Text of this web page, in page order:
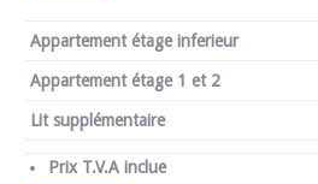
Appartement étage inferieur
Appartement étage 1 et 2
Lit supplémentaire
Prix T.V.A inclue